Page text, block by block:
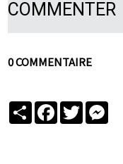
COMMENTER
0 COMMENTAIRE
PartagerFacebook
Twitter